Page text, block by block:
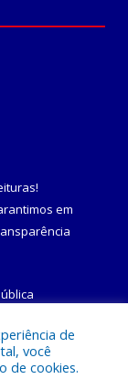
!
em
de
você
de cookies.